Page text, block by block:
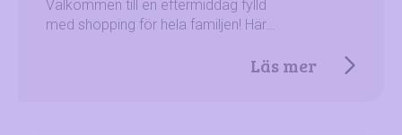
Välkommen till en eftermiddag fylld
med shopping för hela familjen! Här…
Läs mer